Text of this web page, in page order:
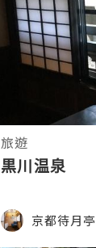
旅遊
黒川温泉
京都待月亭